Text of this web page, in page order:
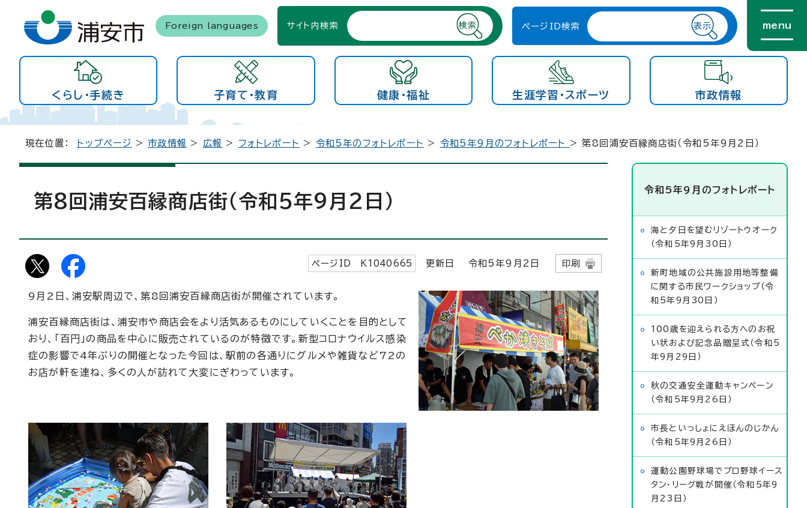
Foreign languages サイト内検索 ページID検索 menu
くらし・手続き 子育て・教育 健康・福祉 生涯学習・スポーツ 市政情報
現在位置： トップページ >市政情報 > 広報 > フォトレポート > 令和5年のフォトレポート > 令和5年9月のフォトレポート > 第8回浦安百縁商店街（令和5年9月2日）
第8回浦安百縁商店街（令和5年9月2日）
ページID K 1040665 更新日 令和5年9月2日 印刷
9月2日、浦安駅周辺で、第8回浦安百縁商店街が開催されています。
浦安百縁商店街は、浦安市や商店会をより活気あるものにしていくことを目的として
おり、「百円」の商品を中心に販売されているのが特徴です。新型コロナウイルス感染
症の影響で4年ぶりの開催となった今回は、駅前の各通りにグルメや雑貨など72の
お店が軒を連ね、多くの人が訪れて大変にぎわっています。
令和5年9月のフォトレポート
海と夕日を望むリゾートウオーク
（令和5年9月30日）
新町地域の公共施設用地等整備
に関する市民ワークショップ（令
和5年9月30日）
100歳を迎えられる方へのお祝
い状および記念品贈呈式（令和5
年9月29日）
秋の交通安全運動キャンペーン
（令和5年9月26日）
市長といっしょにえほんのじかん
（令和5年9月26日）
運動公園野球場でプロ野球イース
タン・リーグ戦が開催（令和5年9
月23日）